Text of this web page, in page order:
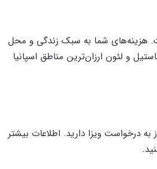
هزینه‌های شما به سبک زندگی و محل
و لئون ارزان‌ترین مناطق اسپانیا
به درخواست ویزا دارید. اطلاعات بیشتر